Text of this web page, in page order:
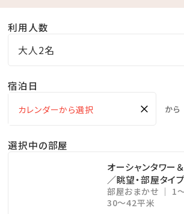
滞在中ご利用可能な館内スパ施設利
＜スパ施設のご案内＞
●6：00～9：00（最終入場8：30）
●13：00～23：00（最終入場22：30
※3名様でご利用の場合、エキストラベ
利用人数
大人2名
宿泊日
× から
選択中の部屋
オーシャンタワー
／眺望・部屋タイ
部屋おまかせ
1
30～42平米